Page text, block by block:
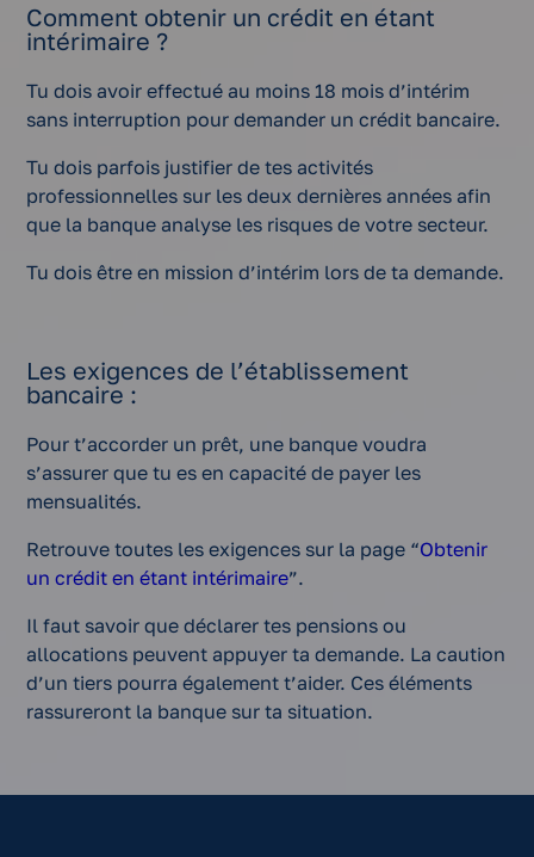
Comment obtenir un crédit en étant
intérimaire ?
Tu dois avoir effectué au moins 18 mois d’intérim
sans interruption pour demander un crédit bancaire.
Tu dois parfois justifier de tes activités
professionnelles sur les deux dernières années afin
que la banque analyse les risques de votre secteur.
Tu dois être en mission d’intérim lors de ta demande.
Les exigences de l’établissement
bancaire :
Pour t’accorder un prêt, une banque voudra
s’assurer que tu es en capacité de payer les
mensualités.
Retrouve toutes les exigences sur la page “Obtenir
un crédit en étant intérimaire”.
Il faut savoir que déclarer tes pensions ou
allocations peuvent appuyer ta demande. La caution
d’un tiers pourra également t’aider. Ces éléments
rassureront la banque sur ta situation.